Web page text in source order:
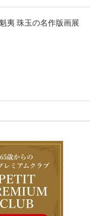
夷 珠玉の名作版画展